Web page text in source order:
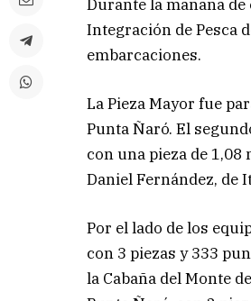
Durante la mañana
Integración de Pesca
embarcaciones.
La Pieza Mayor fue
Punta Ñaró. El
con una pieza de
Daniel Fernández, de
Por el lado de los
con 3 piezas y 333
la Cabaña del Monte